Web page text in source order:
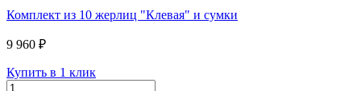
Комплект из 10 жерлиц "Клевая" и сумки
9 960 ₽
Купить в 1 клик